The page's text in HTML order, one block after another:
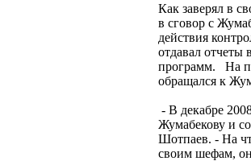
Как заверял в
в сговор с
действия
отдавал отчеты
программ. На
обращался к
- В декабре
Жумабекову и
Шотпаев. - На
своим шефам,